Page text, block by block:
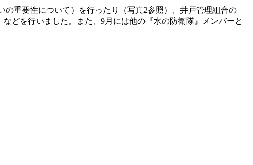
重要性について）を行ったり（写真2参照）、井戸管理組合の
どを行いました。また、9月には他の『水の防衛隊』メンバーと